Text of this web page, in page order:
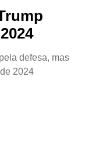
defesa, mas
2024